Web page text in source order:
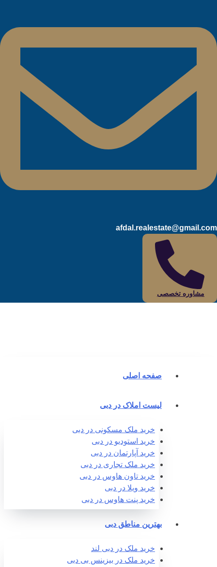
مشاوره تخصصی
صفحه اصلی
لیست املاک در دبی
خرید ملک مسکونی در دبی
خرید استودیو در دبی
خرید آپارتمان در دبی
خرید ملک تجاری در دبی
خرید تاون هاوس در دبی
خرید ویلا در دبی
خرید پنت هاوس در دبی
بهترین مناطق دبی
خرید ملک در دبی لند
خرید ملک در بیزینس بی دبی